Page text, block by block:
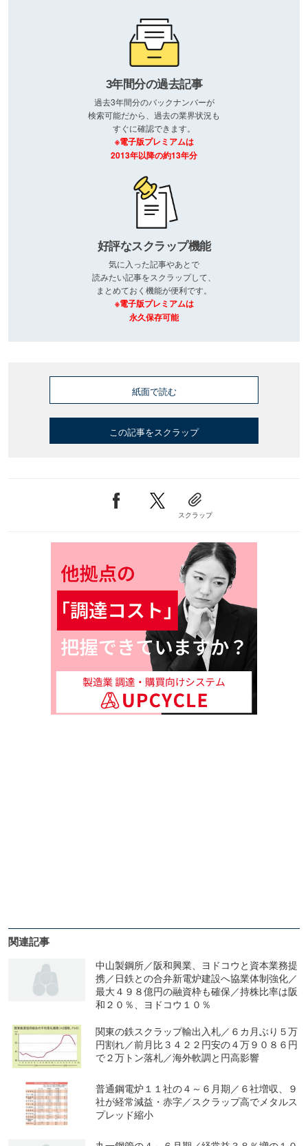
3年間分の過去記事
過去3年間分のバックナンバーが
検索可能だから、過去の業界状況も
すぐに確認できます。
※電子版プレミアムは
2013年以降の約13年分
好評なスクラップ機能
気に入った記事やあとで
読みたい記事をスクラップして、
まとめておく機能が便利です。
※電子版プレミアムは
永久保存可能
紙面で読む
この記事をスクラップ
スクラップ
関連記事
中山製鋼所／阪和興業、ヨドコウと資本業務提
携／日鉄との合弁新電炉建設へ協業体制強化／
最大４９８億円の融資枠も確保／持株比率は阪
和２０％、ヨドコウ１０％
関東の鉄スクラップ輸出入札／６カ月ぶり５万
円割れ／前月比３４２２円安の４万９０８６円
で２万トン落札／海外軟調と円高影響
普通鋼電炉１１社の４～６月期／６社増収、９
社が経常減益・赤字／スクラップ高でメタルス
プレッド縮小